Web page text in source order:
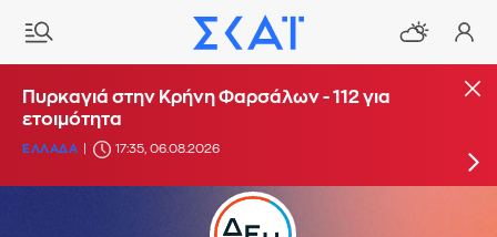
Μεγάλη πυρκαγιά στην περιοχή Κολυμπάδα
στη Σκύρο - Ενισχύθηκαν οι δυνάμεις
ΕΛΛΑΔΑ 15:17, 06.08.2026
Πυρκαγιά στην Κρήνη Φαρσάλων - 112 για
ετοιμότητα
ΕΛΛΑΔΑ 17:35, 06.08.2026